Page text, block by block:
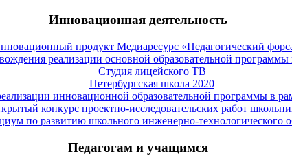
Инновационная деятельность
продукт Медиаресурс «Педагогический
реализации основной образовательной программы
Студия лицейского ТВ
Петербургская школа 2020
инновационной образовательной программы в
конкурс проектно-исследовательских работ
по развитию школьного инженерно-технологического
Педагогам и учащимся